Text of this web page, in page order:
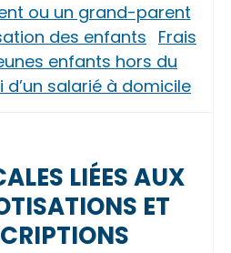
ou un grand-parent
des enfants Frais
enfants hors du
d’un salarié à domicile
LIÉES AUX
ET